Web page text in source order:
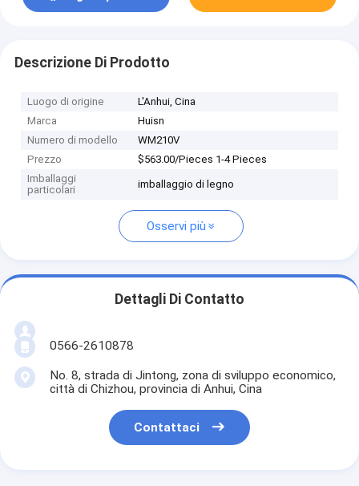
Descrizione Di Prodotto
Luogo di origine
L'Anhui, Cina
Marca
Huisn
Numero di modello
WM210V
Prezzo
$563.00/Pieces 1-4 Pieces
Imballaggi
particolari
imballaggio di legno
Osservi più
Dettagli Di Contatto
0566-2610878
No. 8, strada di Jintong, zona di sviluppo economico,
città di Chizhou, provincia di Anhui, Cina
Contattaci